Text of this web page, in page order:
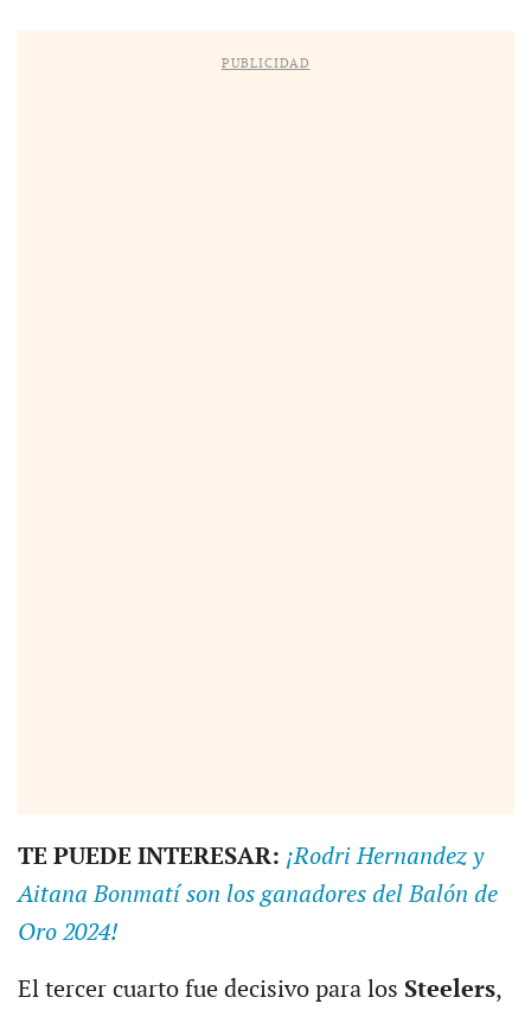
PUBLICIDAD
TE PUEDE INTERESAR: ¡Rodri Hernandez y
Aitana Bonmatí son los ganadores del Balón de
Oro 2024!
El tercer cuarto fue decisivo para los Steelers,